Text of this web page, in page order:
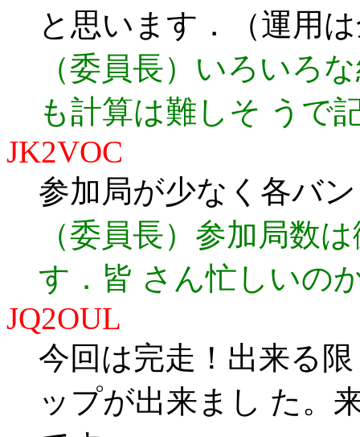
と思います．（運用
（委員長）いろいろ
も計算は難しそ うで
JK2VOC
参加局が少なく各バ
（委員長）参加局数
す．皆 さん忙しいの
JQ2OUL
今回は完走！出来る
ップが出来まし た。